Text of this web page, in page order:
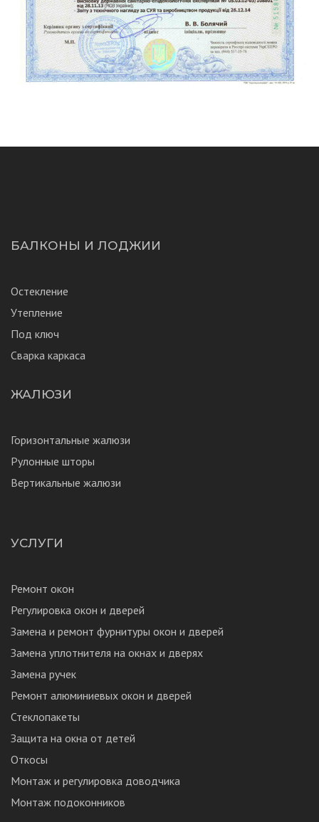
БАЛКОНЫ И ЛОДЖИИ
Остекление
Утепление
Под ключ
Сварка каркаса
ЖАЛЮЗИ
Горизонтальные жалюзи
Рулонные шторы
Вертикальные жалюзи
УСЛУГИ
Ремонт окон
Регулировка окон и дверей
Замена и ремонт фурнитуры окон и дверей
Замена уплотнителя на окнах и дверях
Замена ручек
Ремонт алюминиевых окон и дверей
Стеклопакеты
Защита на окна от детей
Откосы
Монтаж и регулировка доводчика
Монтаж подоконников